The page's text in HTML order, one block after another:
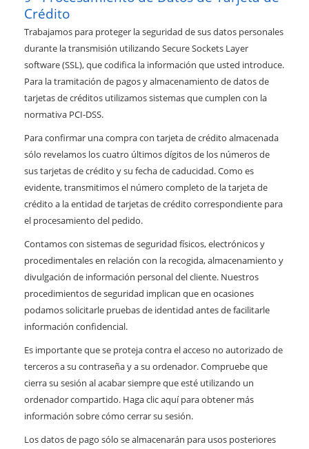
Crédito
Trabajamos para proteger la seguridad de sus datos personales
durante la transmisión utilizando Secure Sockets Layer
software (SSL), que codifica la información que usted introduce.
Para la tramitación de pagos y almacenamiento de datos de
tarjetas de créditos utilizamos sistemas que cumplen con la
normativa PCI-DSS.
Para confirmar una compra con tarjeta de crédito almacenada
sólo revelamos los cuatro últimos dígitos de los números de
sus tarjetas de crédito y su fecha de caducidad. Como es
evidente, transmitimos el número completo de la tarjeta de
crédito a la entidad de tarjetas de crédito correspondiente para
el procesamiento del pedido.
Contamos con sistemas de seguridad físicos, electrónicos y
procedimentales en relación con la recogida, almacenamiento y
divulgación de información personal del cliente. Nuestros
procedimientos de seguridad implican que en ocasiones
podamos solicitarle pruebas de identidad antes de facilitarle
información confidencial.
Es importante que se proteja contra el acceso no autorizado de
terceros a su contraseña y a su ordenador. Compruebe que
cierra su sesión al acabar siempre que esté utilizando un
ordenador compartido. Haga clic aquí para obtener más
información sobre cómo cerrar su sesión.
Los datos de pago sólo se almacenarán para usos posteriores